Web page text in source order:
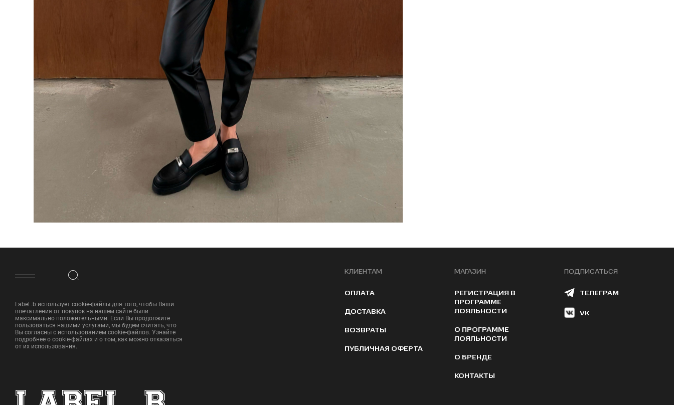
ФУТЕР САЙТА
Label .b использует cookie-файлы для того, чтобы Ваши
впечатления от покупок на нашем сайте были
максимально положительными. Если Вы продолжите
пользоваться нашими услугами, мы будем считать, что
Вы согласны с использованием cookie-файлов. Узнайте
подробнее о cookie-файлах и о том, как можно отказаться
от их использования.
КЛИЕНТАМ
ОПЛАТА
ДОСТАВКА
ВОЗВРАТЫ
ПУБЛИЧНАЯ ОФЕРТА
МАГАЗИН
РЕГИСТРАЦИЯ В
ПРОГРАММЕ
ЛОЯЛЬНОСТИ
О ПРОГРАММЕ
ЛОЯЛЬНОСТИ
О БРЕНДЕ
КОНТАКТЫ
ПОДПИСАТЬСЯ
ТЕЛЕГРАМ
VK